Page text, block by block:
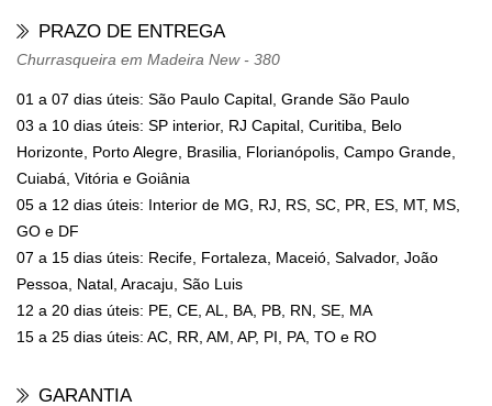
PRAZO DE ENTREGA
Churrasqueira em Madeira New - 380
01 a 07 dias úteis: São Paulo Capital, Grande São Paulo
03 a 10 dias úteis: SP interior, RJ Capital, Curitiba, Belo
Horizonte, Porto Alegre, Brasilia, Florianópolis, Campo Grande,
Cuiabá, Vitória e Goiânia
05 a 12 dias úteis: Interior de MG, RJ, RS, SC, PR, ES, MT, MS,
GO e DF
07 a 15 dias úteis: Recife, Fortaleza, Maceió, Salvador, João
Pessoa, Natal, Aracaju, São Luis
12 a 20 dias úteis: PE, CE, AL, BA, PB, RN, SE, MA
15 a 25 dias úteis: AC, RR, AM, AP, PI, PA, TO e RO
GARANTIA